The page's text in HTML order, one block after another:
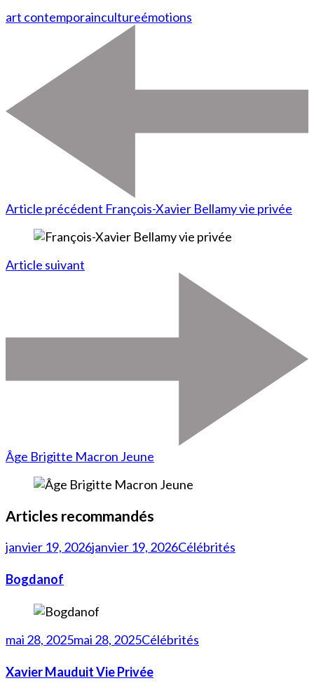
art contemporaincultureémotions
Article précédent François-Xavier Bellamy vie privée
Article suivant
Âge Brigitte Macron Jeune
Articles recommandés
janvier 19, 2026janvier 19, 2026Célébrités
Bogdanof
mai 28, 2025mai 28, 2025Célébrités
Xavier Mauduit Vie Privée